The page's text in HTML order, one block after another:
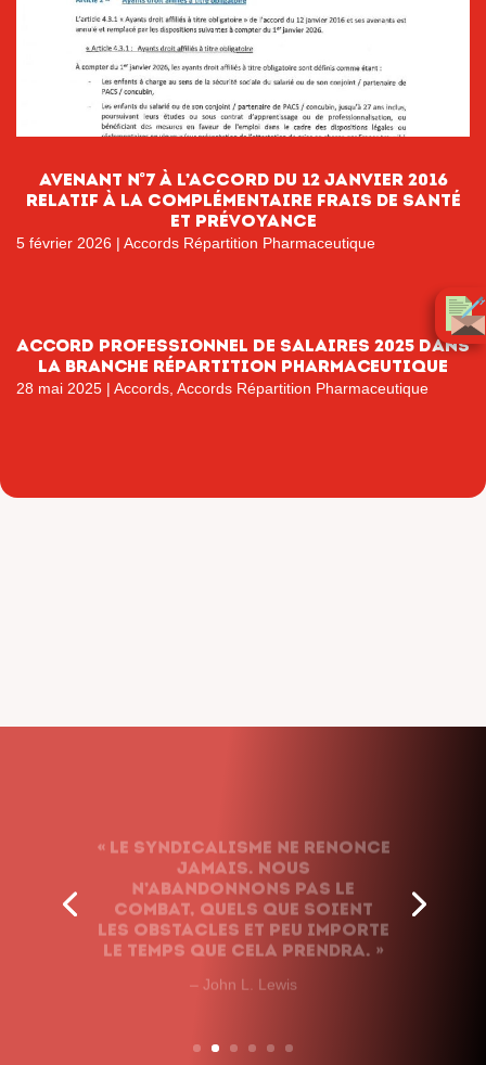
AVENANT n°7 à l’accord du 12 janvier 2016
relatif à la complémentaire frais de santé
et prévoyance
5 février 2026 | Accords Répartition Pharmaceutique
ACCORD PROFESSIONNEL DE SALAIRES 2025 DANS
LA BRANCHE RÉPARTITION PHARMACEUTIQUE
28 mai 2025 | Accords Accords Répartition Pharmaceutique
jamais. Nous
n’abandonnons pas le
combat, quels que soient
les obstacles et peu importe
le temps que cela prendra. »